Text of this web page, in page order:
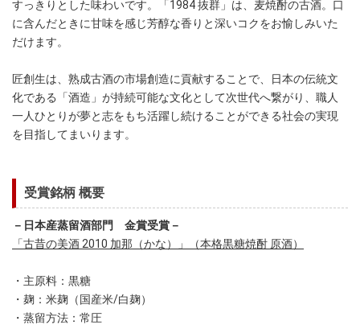
すっきりとした味わいです。「1984 抜群」は、麦焼酎の古酒。口
に含んだときに甘味を感じ芳醇な香りと深いコクをお愉しみいた
だけます。
匠創生は、熟成古酒の市場創造に貢献することで、日本の伝統文
化である「酒造」が持続可能な文化として次世代へ繋がり、職人
一人ひとりが夢と志をもち活躍し続けることができる社会の実現
を目指してまいります。
受賞銘柄 概要
－日本産蒸留酒部門 金賞受賞－
「古昔の美酒 2010 加那（かな）」（本格黒糖焼酎 原酒）
・主原料：黒糖
・麹：米麹（国産米/白麹）
・蒸留方法：常圧